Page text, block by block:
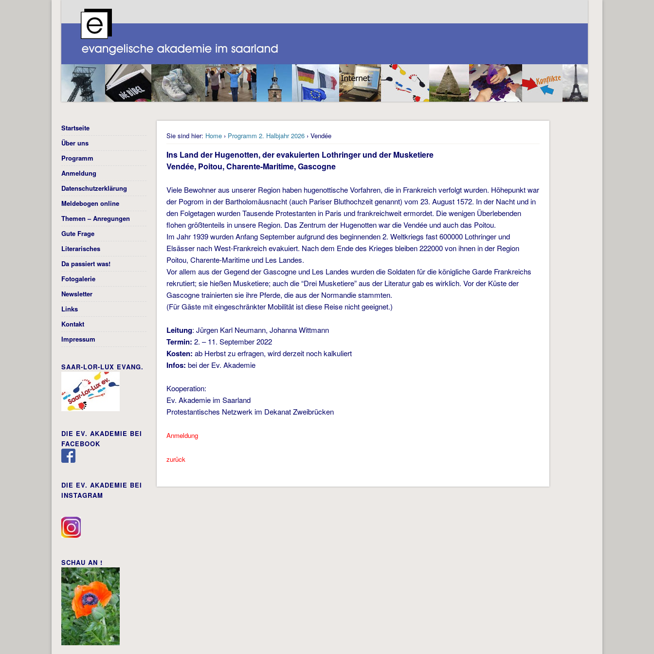
Sie sind hier: Home › Programm 2. Halbjahr 2026 › Vendée
Ins Land der Hugenotten, der evakuierten Lothringer und der Musketiere
Vendée, Poitou, Charente-Maritime, Gascogne
Viele Bewohner aus unserer Region haben hugenottische Vorfahren, die in Frankreich verfolgt wurden. Höhepunkt war
der Pogrom in der Bartholomäusnacht (auch Pariser Bluthochzeit genannt) vom 23. August 1572. In der Nacht und in
den Folgetagen wurden Tausende Protestanten in Paris und frankreichweit ermordet. Die wenigen Überlebenden
flohen größtenteils in unsere Region. Das Zentrum der Hugenotten war die Vendée und auch das Poitou.
Im Jahr 1939 wurden Anfang September aufgrund des beginnenden 2. Weltkriegs fast 600000 Lothringer und
Elsässer nach West-Frankreich evakuiert. Nach dem Ende des Krieges bleiben 222000 von ihnen in der Region
Poitou, Charente-Maritime und Les Landes.
Vor allem aus der Gegend der Gascogne und Les Landes wurden die Soldaten für die königliche Garde Frankreichs
rekrutiert; sie hießen Musketiere; auch die “Drei Musketiere” aus der Literatur gab es wirklich. Vor der Küste der
Gascogne trainierten sie ihre Pferde, die aus der Normandie stammten.
(Für Gäste mit eingeschränkter Mobilität ist diese Reise nicht geeignet.)
Leitung: Jürgen Karl Neumann, Johanna Wittmann
Termin: 2. – 11. September 2022
Kosten: ab Herbst zu erfragen, wird derzeit noch kalkuliert
Infos: bei der Ev. Akademie
Kooperation:
Ev. Akademie im Saarland
Protestantisches Netzwerk im Dekanat Zweibrücken
Anmeldung
zurück
Startseite
Über uns
Programm
Anmeldung
Datenschutzerklärung
Meldebogen online
Themen – Anregungen
Gute Frage
Literarisches
Da passiert was!
Fotogalerie
Newsletter
Links
Kontakt
Impressum
SAAR-LOR-LUX EVANG.
DIE EV. AKADEMIE BEI
FACEBOOK
DIE EV. AKADEMIE BEI
INSTAGRAM
SCHAU AN !